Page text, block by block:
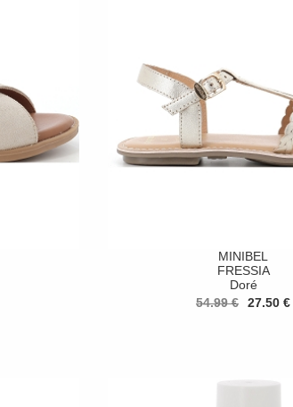
MINIBEL
FRESSIA
Doré
54.99 €
27.50 €